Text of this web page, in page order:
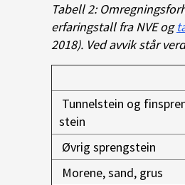
Tabell 2:
erfaringstall fra NVE og
2018). Ved avvik står
Tunnelstein og
stein
Øvrig sprengstein
Morene, sand, grus